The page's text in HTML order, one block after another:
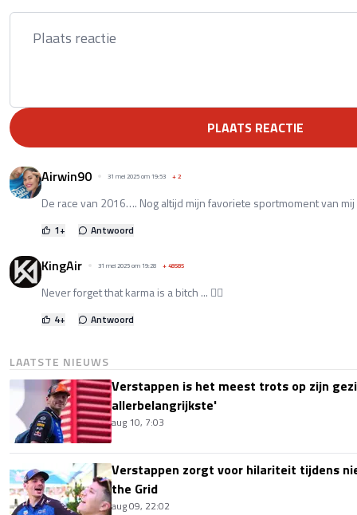
PLAATS REACTIE
Airwin90 31 mei 2025 om 19:53 +2
De race van 2016…. Nog altijd mijn favoriete sportmoment van
1+ Antwoord
KingAir 31 mei 2025 om 19:28 +48585
Never forget that karma is a bitch ... 🤷‍♂️
4+ Antwoord
LAATSTE NIEUWS
Verstappen is het meest trots op zijn
allerbelangrijkste'
aug 10, 7:03
Verstappen zorgt voor hilariteit tijdens
the Grid
aug 09, 22:02